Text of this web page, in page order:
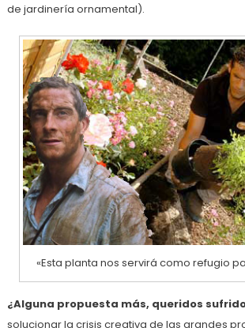
de jardinería ornamental).
«Esta planta nos servirá como refugio
¿Alguna propuesta más, queridos
solucionar la crisis creativa de las grandes